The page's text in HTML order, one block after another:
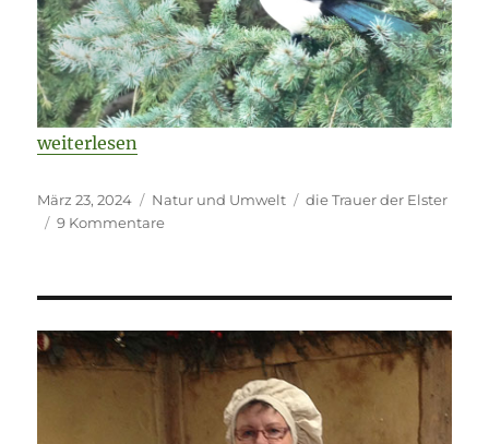
„Die Trauer der Elster“
weiterlesen
Veröffentlicht
am
März 23, 2024 Kategorien
Natur und Umwelt Schlagwörter
die Trauer der Elster
9 Kommentarezu